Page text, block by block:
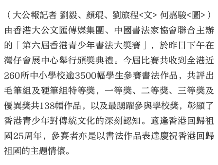
（大公報記者 劉毅、顏琨、劉旅程<文> 何嘉駿<圖>）
由香港大公文匯傳媒集團、中國書法家協會聯合主辦
的「第六屆香港青少年書法大獎賽」，於昨日下午在
灣仔會展中心舉行頒獎典禮。今屆比賽共收到全港近
260所中小學校逾3500幅學生參賽書法作品，共評出
毛筆組及硬筆組特等獎，一等獎、二等獎、三等獎及
優異獎共138幅作品，以及最踴躍參與學校獎，彰顯了
香港青少年對傳統文化的深刻認知。適逢香港回歸祖
國25周年，參賽者亦是以書法作品表達慶祝香港回歸
祖國的主題情懷。